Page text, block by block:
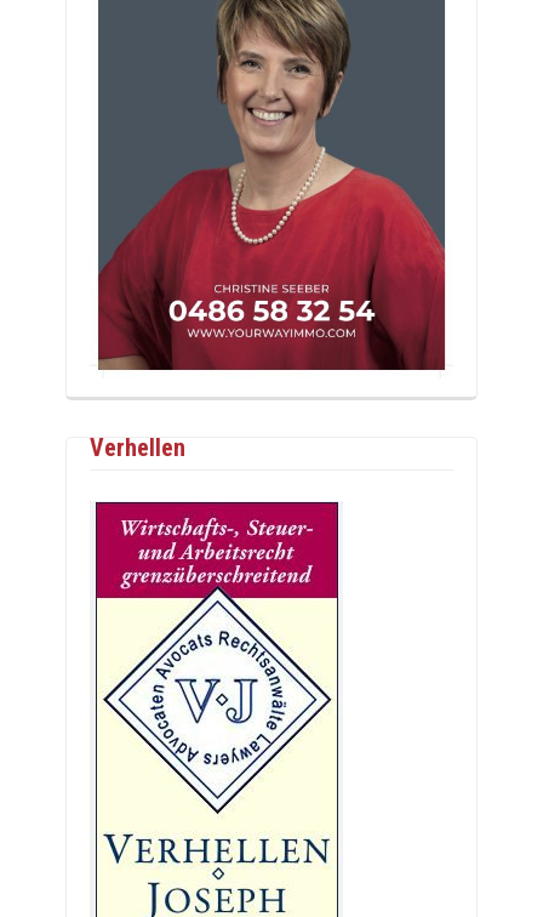
Verhellen